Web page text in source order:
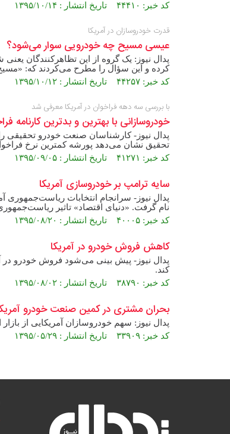
کد خبر: ۴۴۴۱۰ تاریخ انتشار : ۱۳۹۵/۱۰/۱۴
قدرت خودروسازان در آمریکا
عیسی مسیح چه خودرویی سوار می‌شود؟
کرده و این سؤال را مطرح می‌کردند که: «مسیح
کد خبر: ۴۴۲۵۷ تاریخ انتشار : ۱۳۹۵/۱۰/۱۲
با بررسی سه دهه فراخوان در آمریکا معرفی شد
خودروسازانی با بهترین و بدترین کارنامه
پدال نیوز- کارشناسان صنعت خودرو تحقیقی
تحقیق نشان می‌دهد پورشه کمترین نرخ
کد خبر: ۴۱۲۷۱ تاریخ انتشار : ۱۳۹۵/۰۹/۰۵
سایه ترامپ بر خودروسازی آمریکا
پدال نیوز- سرانجام انتخابات ریاست‌جمهوری
نام گرفت. «دنیای اقتصاد» تاثیر
کد خبر: ۴۰۰۰۵ تاریخ انتشار : ۱۳۹۵/۰۸/۲۰
کاهش فروش خودرو در آمریکا
کند.
کد خبر: ۳۸۷۹۰ تاریخ انتشار : ۱۳۹۵/۰۸/۰۲
بحران مشتری در کمین صنعت خودرو
پدال نیوز: سهم خودروسازان آمریکایی از بازار این کشور از 90 درصد در دهه 60 میلادی به 45
کد خبر: ۳۳۹۰۹ تاریخ انتشار : ۱۳۹۵/۰۵/۲۹